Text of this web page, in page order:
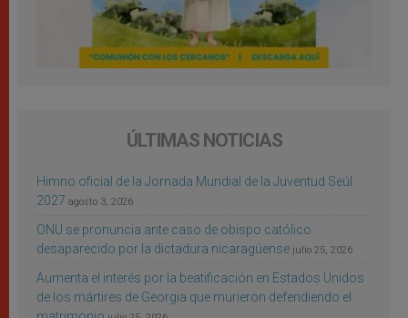
ÚLTIMAS NOTICIAS
Himno oficial de la Jornada Mundial de la Juventud Seúl
2027 agosto 3, 2026
ONU se pronuncia ante caso de obispo católico
desaparecido por la dictadura nicaragüense julio 25, 2026
Aumenta el interés por la beatificación en Estados Unidos
de los mártires de Georgia que murieron defendiendo el